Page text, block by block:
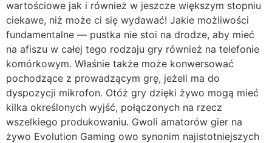
wartościowe jak i również w jeszcze większym stopniu
ciekawe, niż może ci się wydawać! Jakie możliwości
fundamentalne — pustka nie stoi na drodze, aby mieć
na afiszu w całej tego rodzaju gry również na telefonie
komórkowym. Właśnie także może konwersować
pochodzące z prowadzącym grę, jeżeli ma do
dyspozycji mikrofon. Otóż gry dzięki żywo mogą mieć
kilka określonych wyjść, połączonych na rzecz
wszelkiego produkowaniu. Gwoli amatorów gier na
żywo Evolution Gaming owo synonim najistotniejszych